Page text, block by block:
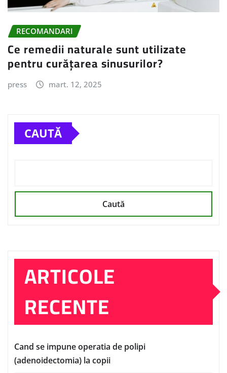
RECOMANDARI
Ce remedii naturale sunt utilizate
pentru curățarea sinusurilor?
press mart. 12, 2025
CAUTĂ
Caută
ARTICOLE
RECENTE
Cand se impune operatia de polipi
(adenoidectomia) la copii